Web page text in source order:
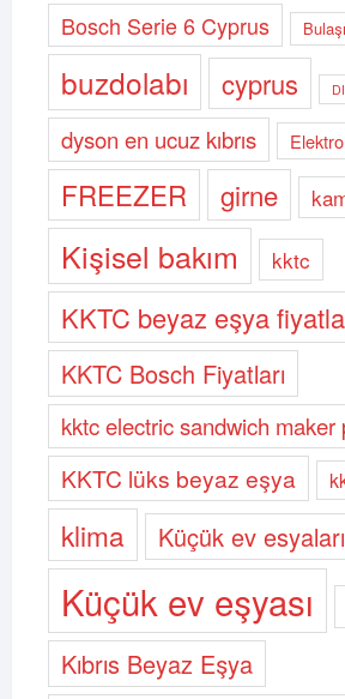
Bosch Serie 6 Cyprus
buzdolabı cyprus
dyson en ucuz kıbrıs
FREEZER girne
Kişisel bakım kktc
KKTC beyaz eşya
KKTC Bosch Fiyatları
kktc electric sandwich maker
KKTC lüks beyaz eşya
klima Küçük ev esyaları
Küçük ev eşyası
Kıbrıs Beyaz Eşya